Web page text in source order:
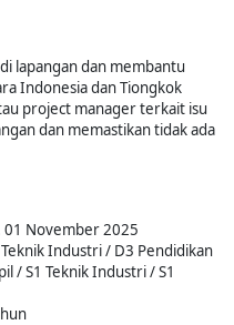
lapangan dan membantu
Indonesia dan Tiongkok
project manager terkait isu
dan memastikan tidak ada
01 November 2025
Industri / D3 Pendidikan
/ S1 Teknik Industri / S1